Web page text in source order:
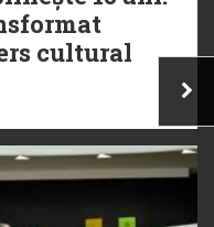
cultural